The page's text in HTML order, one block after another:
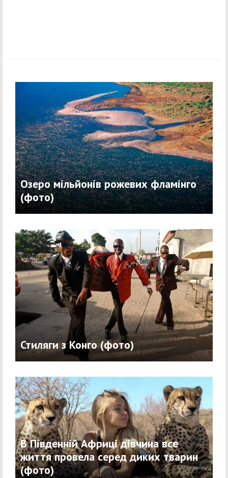
Озеро мільйонів рожевих фламінго
(фото)
Стиляги з Конго (фото)
В Південній Африці дівчина все
життя провела серед диких тварин
(фото)